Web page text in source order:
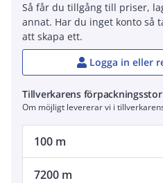
Så får du tillgång till priser,
annat. Har du inget konto så
att skapa ett.
Logga in eller
Tillverkarens
Om möjligt levererar vi i
100 m
7200 m